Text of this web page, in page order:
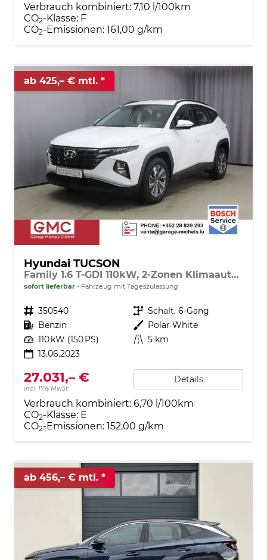
Verbrauch kombiniert: 7,10 l/100km
CO2-Klasse: F
CO2-Emissionen: 161,00 g/km
ab 425,– € mtl.
Hyundai TUCSON
Family 1.6 T-GDI 110kW, 2-Zonen Klimaautomatik, Sitzheizung, AppleCarPlay&Android Auto, Freisprecheinrichtung, Radio DAB, Verkehrszeichenerkennung, Rückfahrkamera, eCall Notrufsystem, 17 Zoll Leichtmetallfelgen, uvm.
sofort lieferbar Fahrzeug mit Tageszulassung
Fahrzeugnr. 350540 Getriebe Schalt. 6-Gang
Kraftstoff Benzin Außenfarbe Polar White
Leistung 110 kW (150 PS) Kilometerstand 5 km
13.06.2023
27.031,– €
incl. 17% MwSt.
Details
Verbrauch kombiniert: 6,70 l/100km
CO2-Klasse: E
CO2-Emissionen: 152,00 g/km
ab 456,– € mtl.